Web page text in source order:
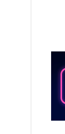
터보트 전복…1명
의 날 참석..."국
중 실종 60대 나흘
기 살해 10대 아들
' 받아친 정청래…